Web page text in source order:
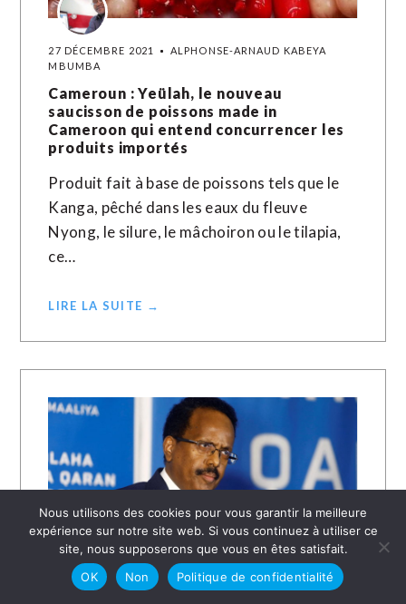
27 DÉCEMBRE 2021
ALPHONSE-ARNAUD KABEYA
MBUMBA
Cameroun : Yeülah, le nouveau
saucisson de poissons made in
Cameroon qui entend concurrencer les
produits importés
Produit fait à base de poissons tels que le
Kanga, pêché dans les eaux du fleuve
Nyong, le silure, le mâchoiron ou le tilapia,
ce…
LIRE LA SUITE →
Nous utilisons des cookies pour vous garantir la meilleure
expérience sur notre site web. Si vous continuez à utiliser ce
site, nous supposerons que vous en êtes satisfait.
OK
Non Politique de confidentialité